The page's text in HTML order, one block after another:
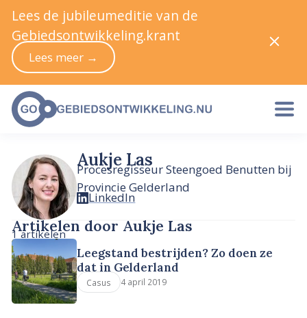
Aukje Las
Procesregisseur Steengoed Benutten bij
Provincie Gelderland
LinkedIn
Artikelen door Aukje Las
1 artikelen
Leegstand bestrijden? Zo doen ze
dat in Gelderland
Casus 4 april 2019
Lees de jubileumeditie van de
Gebiedsontwikkeling.krant
Lees meer →